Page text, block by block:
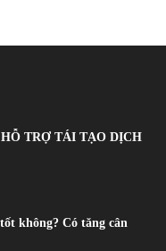
TRỢ TÁI TẠO DỊCH
không? Có tăng cân